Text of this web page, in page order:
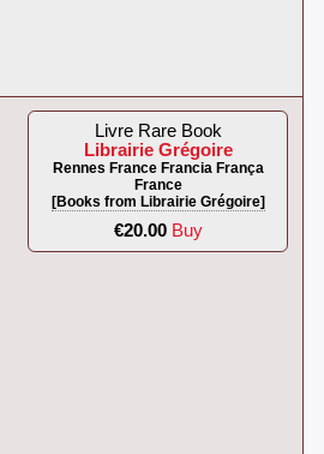
Livre Rare Book
Librairie Grégoire
Rennes France Francia França
France
[Books from Librairie Grégoire]
€20.00 Buy